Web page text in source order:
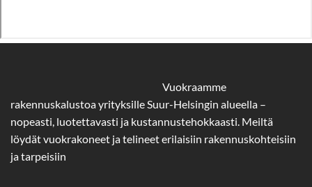
Vuokraamme
rakennuskalustoa yrityksille Suur-Helsingin alueella –
nopeasti, luotettavasti ja kustannustehokkaasti. Meiltä
löydät vuokrakoneet ja telineet erilaisiin rakennuskohteisiin
ja tarpeisiin